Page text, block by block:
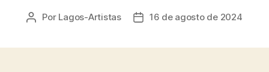
Autor
Por Lagos-Artistas
Data16 de agosto de 2024